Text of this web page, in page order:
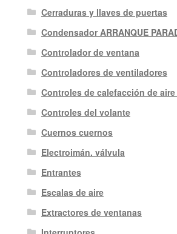
Cerraduras y llaves de puertas
Condensador ARRANQUE
Controlador de ventana
Controladores de ventiladores
Controles de calefacción de
Controles del volante
Cuernos cuernos
Electroimán. válvula
Entrantes
Escalas de aire
Extractores de ventanas